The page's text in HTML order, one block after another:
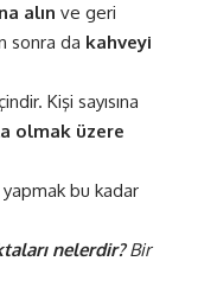
alın ve geri
sonra da kahveyi
Kişi sayısına
olmak üzere
bu kadar
nelerdir?Bir